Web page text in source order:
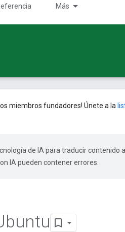
Más
miembros fundadores! Únete a la
de IA para traducir contenido
IA pueden contener errores.